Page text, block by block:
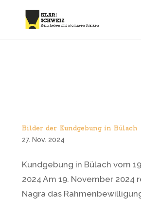
Bilder der Kundgebung in Bülach
27. Nov. 2024
Kundgebung in Bülach vom
2024 Am 19. November 2024
Nagra das